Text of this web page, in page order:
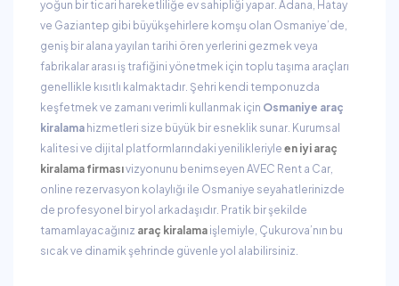
yoğun bir ticari hareketliliğe ev sahipliği yapar. Adana, Hatay
ve Gaziantep gibi büyükşehirlere komşu olan Osmaniye’de,
geniş bir alana yayılan tarihi ören yerlerini gezmek veya
fabrikalar arası iş trafiğini yönetmek için toplu taşıma araçları
genellikle kısıtlı kalmaktadır. Şehri kendi temponuzda
keşfetmek ve zamanı verimli kullanmak için Osmaniye araç
kiralama hizmetleri size büyük bir esneklik sunar. Kurumsal
kalitesi ve dijital platformlarındaki yenilikleriyle en iyi araç
kiralama firmasıvizyonunu benimseyen AVEC Rent a Car,
online rezervasyon kolaylığı ile Osmaniye seyahatlerinizde
de profesyonel bir yol arkadaşıdır. Pratik bir şekilde
tamamlayacağınız araç kiralama işlemiyle, Çukurova’nın bu
sıcak ve dinamik şehrinde güvenle yol alabilirsiniz.